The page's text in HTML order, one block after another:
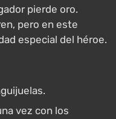
pierde oro.
pero en este
especial del héroe.
vez con los